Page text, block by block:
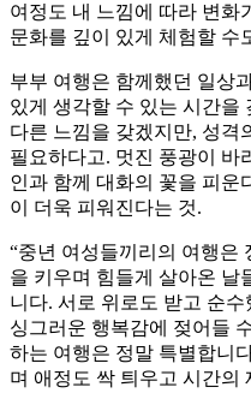
여정도 내 느낌에 따라 변화
문화를 깊이 있게 체험할 수
부부 여행은 함께했던 일상
있게 생각할 수 있는 시간을
다른 느낌을 갖겠지만, 성격
필요하다고. 멋진 풍광이 바
인과 함께 대화의 꽃을 피운
이 더욱 피워진다는 것.
“중년 여성들끼리의 여행은
을 키우며 힘들게 살아온 날
니다. 서로 위로도 받고 순
싱그러운 행복감에 젖어들
하는 여행은 정말 특별합니
며 애정도 싹 틔우고 시간의